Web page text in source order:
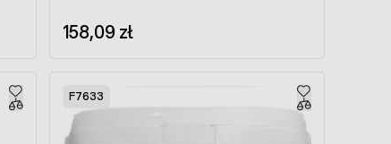
158,09 zł
F7633